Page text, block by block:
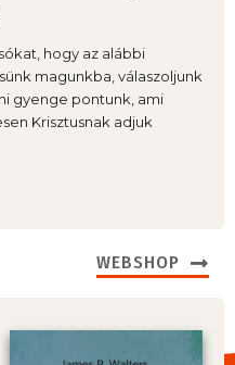
hogy az alábbi
magunkba, válaszoljunk
gyenge pontunk, ami
Krisztusnak adjuk
WEBSHOP